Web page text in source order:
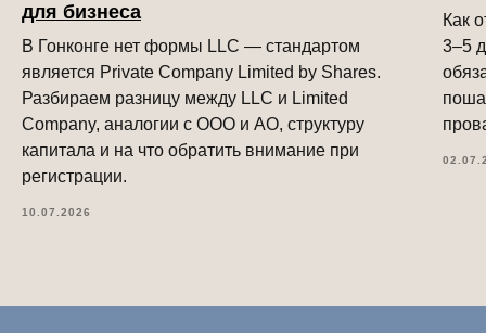
для бизнеса
В Гонконге нет формы LLC — стандартом
является Private Company Limited by Shares.
Разбираем разницу между LLC и Limited
Company, аналогии с ООО и АО, структуру
капитала и на что обратить внимание при
регистрации.
10.07.2026
Как
3–5